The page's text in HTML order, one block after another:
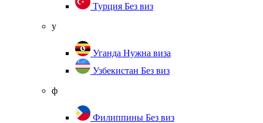
Турция Без виз
у
Уганда Нужна виза
Узбекистан Без виз
ф
Филиппины Без виз